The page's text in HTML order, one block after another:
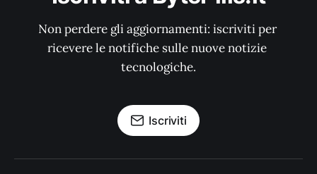
Non perdere gli aggiornamenti: iscriviti per
ricevere le notifiche sulle nuove notizie
tecnologiche.
Iscriviti